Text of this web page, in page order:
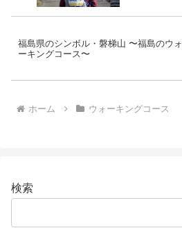
福島県のシンボル・磐梯山 〜福島のウォ
ーキングコース〜
ホーム ウォーキングコース
検索